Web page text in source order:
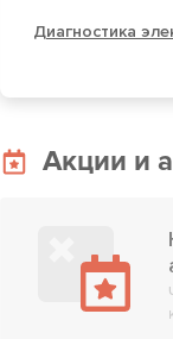
Диагностика
Акции и